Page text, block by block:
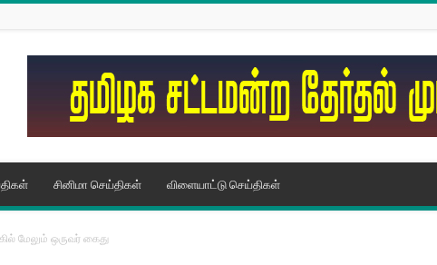
சினிமா செய்திகள் விளையாட்டு செய்திகள்
மேலும் ஒருவர் கைது